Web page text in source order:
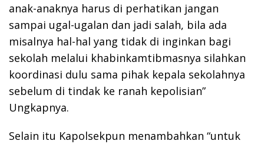
anak-anaknya harus di perhatikan jangan
sampai ugal-ugalan dan jadi salah, bila ada
misalnya hal-hal yang tidak di inginkan bagi
sekolah melalui khabinkamtibmasnya silahkan
koordinasi dulu sama pihak kepala sekolahnya
sebelum di tindak ke ranah kepolisian”
Ungkapnya.
Selain itu Kapolsekpun menambahkan “untuk